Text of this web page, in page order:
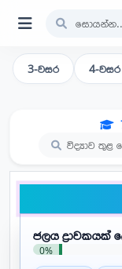
3-වසර 4-වසර
ජලය ද්‍රාවකයක්
0%